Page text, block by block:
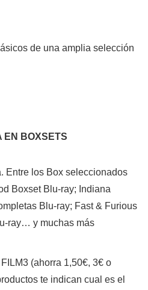
de una amplia selección
EN BOXSETS
Entre los Box seleccionados
Boxset Blu-ray; Indiana
Blu-ray; Fast & Furious
ray… y muchas más
(ahorra 1,50€, 3€ o
te indican cual es el